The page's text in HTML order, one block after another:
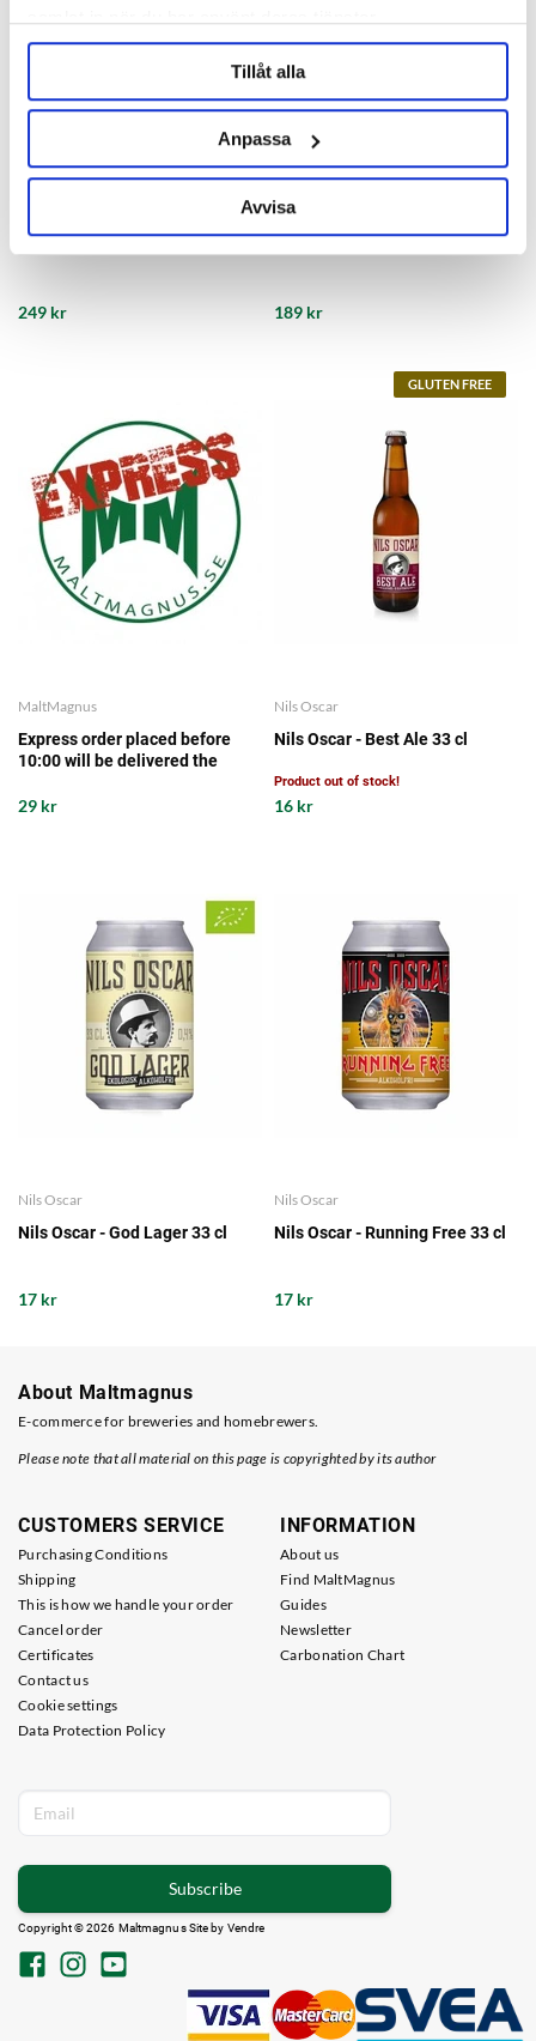
Tillåt alla
Anpassa
Avvisa
249 kr
Les vergers Boiron
189 kr
MaltMagnus
Express order placed before
10:00 will be delivered the
storage
29 kr
GLUTEN FREE
Nils Oscar
Nils Oscar - Best Ale 33 cl
Product out of stock!
16 kr
Nils Oscar
Nils Oscar - God Lager 33 cl
17 kr
Nils Oscar
Nils Oscar - Running Free 33 cl
17 kr
About Maltmagnus
E-commerce for breweries and homebrewers.
Please note that all material on this page is copyrighted by its author
CUSTOMERS SERVICE
Purchasing Conditions
Shipping
This is how we handle your order
Cancel order
Certificates
Contact us
Cookie settings
Data Protection Policy
INFORMATION
About us
Find MaltMagnus
Guides
Newsletter
Carbonation Chart
Subscribe
Copyright © 2026 Maltmagnus Site by Vendre